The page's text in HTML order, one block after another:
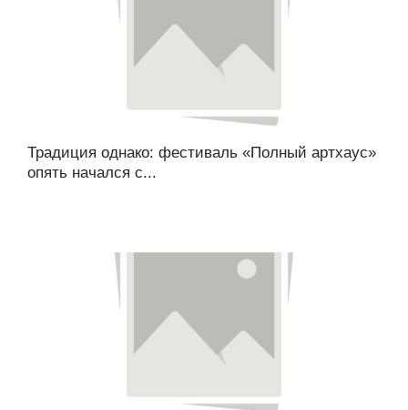
Традиция однако: фестиваль «Полный артхаус»
опять начался с...